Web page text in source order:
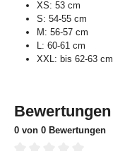
XS: 53 cm
S: 54-55 cm
M: 56-57 cm
L: 60-61 cm
XXL: bis 62-63 cm
Bewertungen
0 von 0 Bewertungen